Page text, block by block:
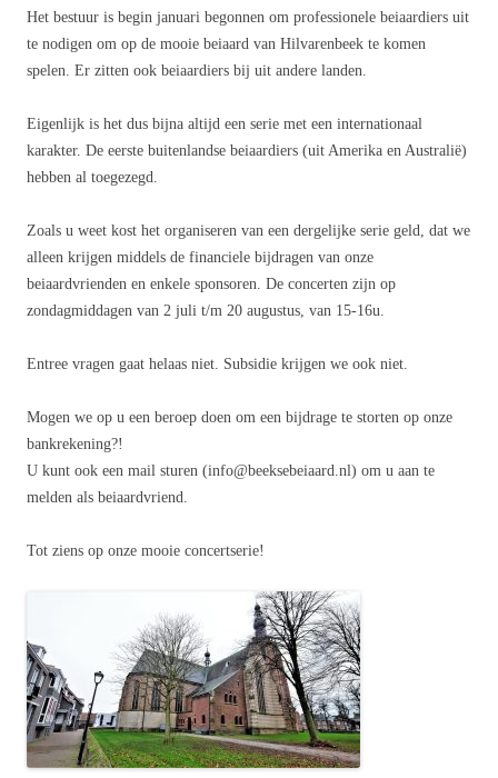
Het bestuur is begin januari begonnen om professionele beiaardiers uit
te nodigen om op de mooie beiaard van Hilvarenbeek te komen
spelen. Er zitten ook beiaardiers bij uit andere landen.
Eigenlijk is het dus bijna altijd een serie met een internationaal
karakter. De eerste buitenlandse beiaardiers (uit Amerika en Australië)
hebben al toegezegd.
Zoals u weet kost het organiseren van een dergelijke serie geld, dat we
alleen krijgen middels de financiele bijdragen van onze
beiaardvrienden en enkele sponsoren. De concerten zijn op
zondagmiddagen van 2 juli t/m 20 augustus, van 15-16u.
Entree vragen gaat helaas niet. Subsidie krijgen we ook niet.
Mogen we op u een beroep doen om een bijdrage te storten op onze
bankrekening?!
U kunt ook een mail sturen (info@beeksebeiaard.nl) om u aan te
melden als beiaardvriend.
Tot ziens op onze mooie concertserie!